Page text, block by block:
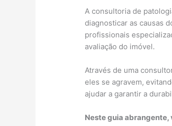
A consultoria de
diagnosticar as causas
profissionais
avaliação do imóvel.
Através de uma
eles se agravem,
ajudar a garantir a
Neste guia abrangente,